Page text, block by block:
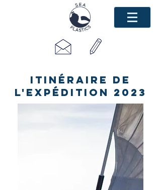
Itinéraire de
l'expédition 2023